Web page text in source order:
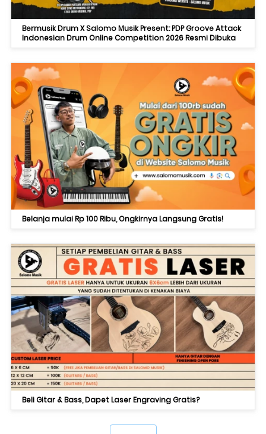
Bermusik Drum X Salomo Musik Present: PDP Groove Attack
Indonesian Drum Online Competition 2026 Resmi Dibuka
Belanja mulai Rp 100 Ribu, Ongkirnya Langsung Gratis!
Beli Gitar & Bass, Dapet Laser Engraving Gratis?